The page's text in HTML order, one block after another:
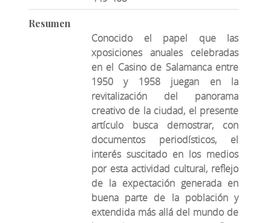
Resumen
Conocido el papel que las
xposiciones anuales celebradas
en el Casino de Salamanca entre
1950 y 1958 juegan en la
revitalización del panorama
creativo de la ciudad, el presente
artículo busca demostrar, con
documentos periodísticos, el
interés suscitado en los medios
por esta actividad cultural, reflejo
de la expectación generada en
buena parte de la población y
extendida más allá del mundo de